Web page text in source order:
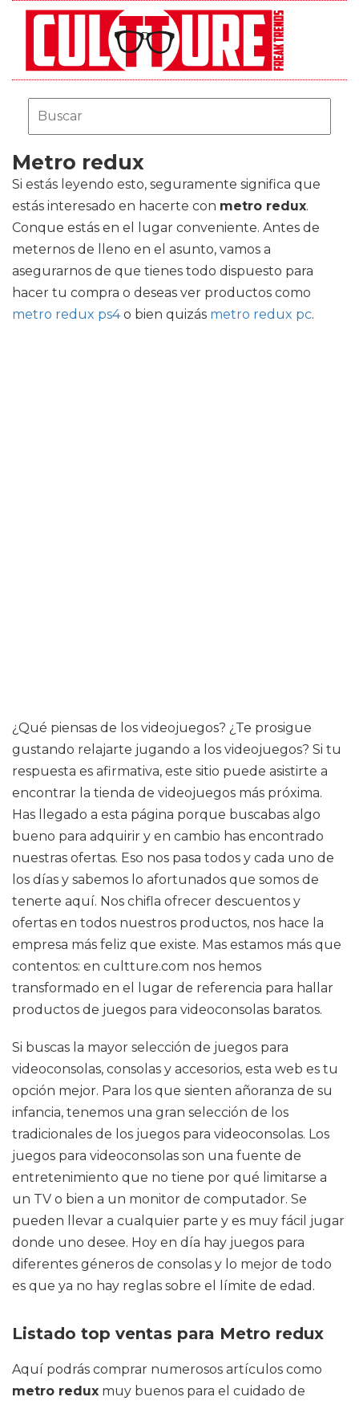
Metro redux
Si estás leyendo esto, seguramente significa que
estás interesado en hacerte con metro redux.
Conque estás en el lugar conveniente. Antes de
meternos de lleno en el asunto, vamos a
asegurarnos de que tienes todo dispuesto para
hacer tu compra o deseas ver productos como
metro redux ps4o bien quizás metro redux pc.
¿Qué piensas de los videojuegos? ¿Te prosigue
gustando relajarte jugando a los videojuegos? Si tu
respuesta es afirmativa, este sitio puede asistirte a
encontrar la tienda de videojuegos más próxima.
Has llegado a esta página porque buscabas algo
bueno para adquirir y en cambio has encontrado
nuestras ofertas. Eso nos pasa todos y cada uno de
los días y sabemos lo afortunados que somos de
tenerte aquí. Nos chifla ofrecer descuentos y
ofertas en todos nuestros productos, nos hace la
empresa más feliz que existe. Mas estamos más que
contentos: en cultture.com nos hemos
transformado en el lugar de referencia para hallar
productos de juegos para videoconsolas baratos.
Si buscas la mayor selección de juegos para
videoconsolas, consolas y accesorios, esta web es tu
opción mejor. Para los que sienten añoranza de su
infancia, tenemos una gran selección de los
tradicionales de los juegos para videoconsolas. Los
juegos para videoconsolas son una fuente de
entretenimiento que no tiene por qué limitarse a
un TV o bien a un monitor de computador. Se
pueden llevar a cualquier parte y es muy fácil jugar
donde uno desee. Hoy en día hay juegos para
diferentes géneros de consolas y lo mejor de todo
es que ya no hay reglas sobre el límite de edad.
Listado top ventas para Metro redux
Aquí podrás comprar numerosos artículos como
metro redux muy buenos para el cuidado de